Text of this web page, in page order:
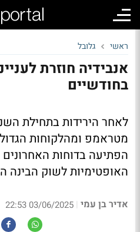
ראשי גלובל
אנבידיה חוזרת
בחודשיים
לאחר הירידות בתחילת
מטראמפ ומהלקוחות
הפתיעה בדוחות
האופטימיות לשוק הבינה
אדיר בן עמי |
03/06/2025 22:53